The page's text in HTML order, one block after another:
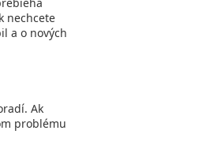
nechcete
a o nových
Ak
problému